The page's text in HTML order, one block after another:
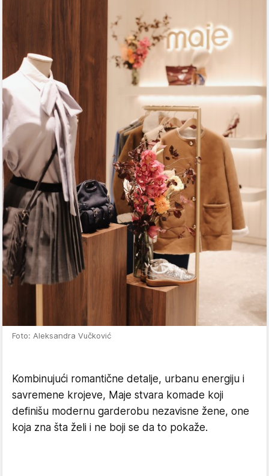
Foto: Aleksandra Vučković
Kombinujući romantične detalje, urbanu energiju i
savremene krojeve, Maje stvara komade koji
definišu modernu garderobu nezavisne žene, one
koja zna šta želi i ne boji se da to pokaže.